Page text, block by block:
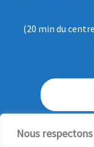
Nous
(20 min du
Envoi